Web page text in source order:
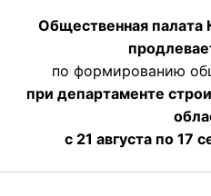
Общественная палата
по формированию
при департаменте
с 21 августа по 17